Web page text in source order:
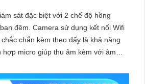
sát đặc biệt với 2 chế độ hồng
kết nối Wifi
chắn kèm theo đấy là khả năng
micro giúp thu âm kèm với âm